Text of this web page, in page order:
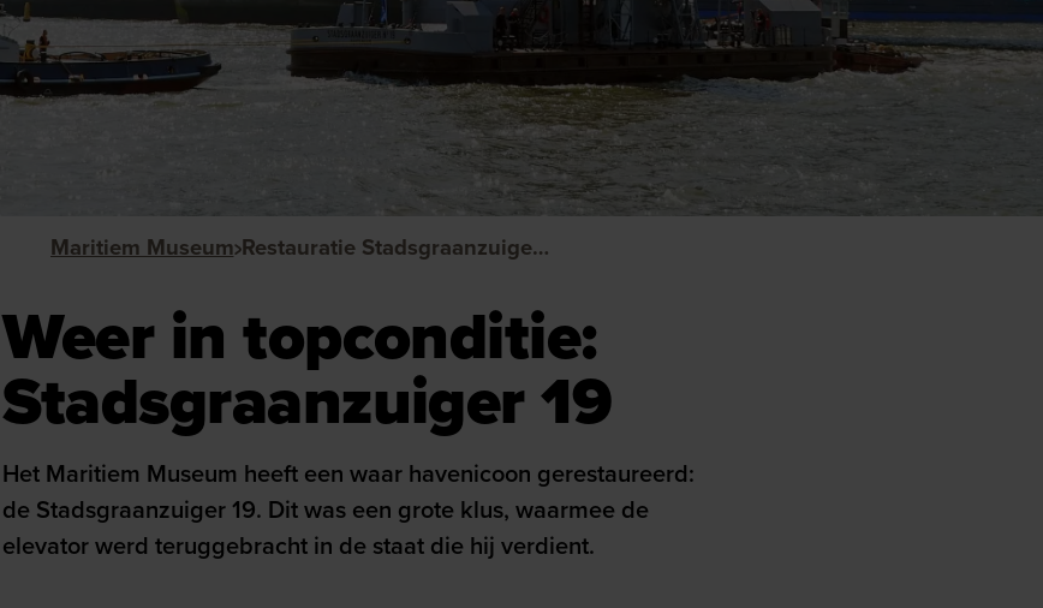
Maritiem Museum Restauratie Stadsgraanzuiger 19
Weer in topconditie:
Stadsgraanzuiger 19
Het Maritiem Museum heeft een waar havenicoon gerestaureerd:
de Stadsgraanzuiger 19. Dit was een grote klus, waarmee de
elevator werd teruggebracht in de staat die hij verdient.